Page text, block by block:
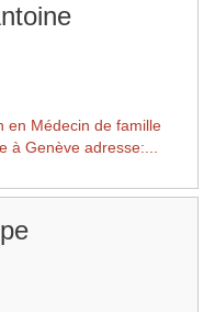
en Médecin de famille
à Genève adresse:...